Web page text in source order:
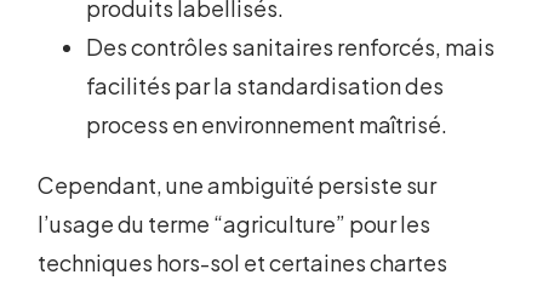
produits labellisés.
Des contrôles sanitaires renforcés, mais
facilités par la standardisation des
process en environnement maîtrisé.
Cependant, une ambiguïté persiste sur
l’usage du terme “agriculture” pour les
techniques hors-sol et certaines chartes